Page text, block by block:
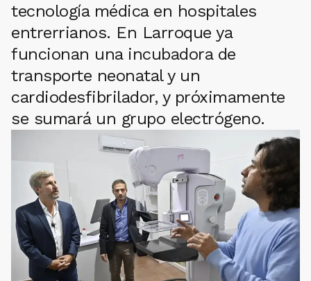
tecnología médica en hospitales
entrerrianos. En Larroque ya
funcionan una incubadora de
transporte neonatal y un
cardiodesfibrilador, y próximamente
se sumará un grupo electrógeno.